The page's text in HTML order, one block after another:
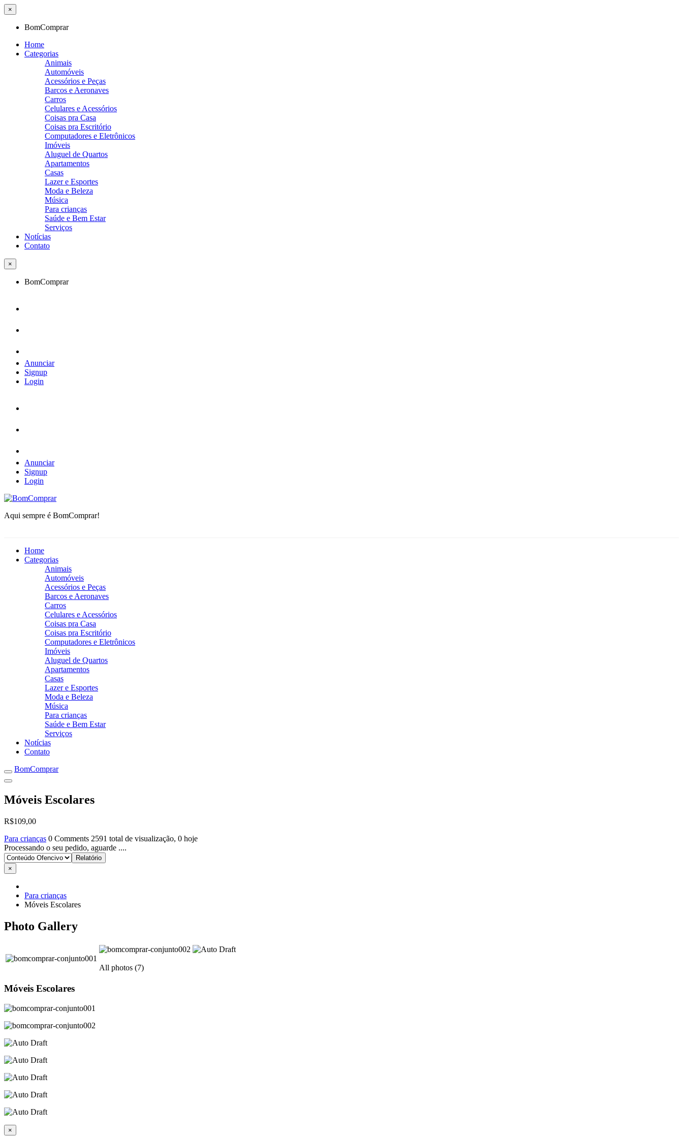
×
BomComprar
Home
Categorias
Animais
Automóveis
Acessórios e Peças
Barcos e Aeronaves
Carros
Celulares e Acessórios
Coisas pra Casa
Coisas pra Escritório
Computadores e Eletrônicos
Imóveis
Aluguel de Quartos
Apartamentos
Casas
Lazer e Esportes
Moda e Beleza
Música
Para crianças
Saúde e Bem Estar
Serviços
Notícias
Contato
×
BomComprar
Anunciar
Signup
Login
Anunciar
Signup
Login
BomComprar
Aqui sempre é BomComprar!
Home
Categorias
Animais
Automóveis
Acessórios e Peças
Barcos e Aeronaves
Carros
Celulares e Acessórios
Coisas pra Casa
Coisas pra Escritório
Computadores e Eletrônicos
Imóveis
Aluguel de Quartos
Apartamentos
Casas
Lazer e Esportes
Moda e Beleza
Música
Para crianças
Saúde e Bem Estar
Serviços
Notícias
Contato
BomComprar
Móveis Escolares
R$109,00
Para crianças 0 Comments 2591 total de visualização, 0 hoje
Processando o seu pedido, aguarde ....
×
Para crianças
Móveis Escolares
Photo Gallery
All photos (7)
Móveis Escolares
×